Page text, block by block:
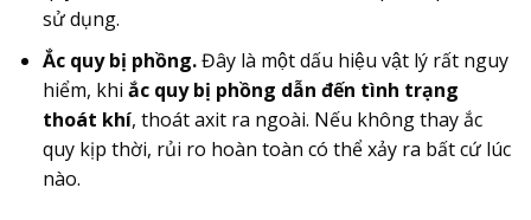
sử dụng.
Ắc quy bị phồng.Đây là một dấu hiệu vật lý rất nguy
hiểm, khi ắc quy bị phồng dẫn đến tình trạng
thoát khí, thoát axit ra ngoài. Nếu không thay ắc
quy kịp thời, rủi ro hoàn toàn có thể xảy ra bất cứ lúc
nào.